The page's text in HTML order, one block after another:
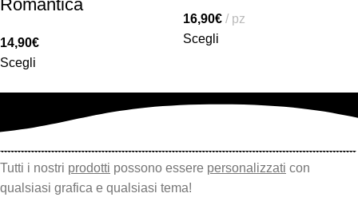
Romantica
14,90€
Scegli
16,90€
pz
Scegli
Tutti i nostri prodotti possono essere personalizzati con
qualsiasi grafica e qualsiasi tema!